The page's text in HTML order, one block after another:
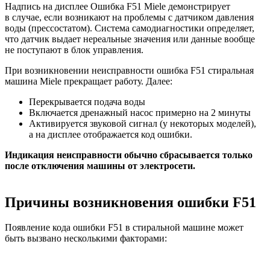
Надпись на дисплее Ошибка F51 Miele демонстрирует
в случае, если возникают на проблемы с датчиком давления
воды (прессостатом). Система самодиагностики определяет,
что датчик выдает нереальные значения или данные вообще
не поступают в блок управления.
При возникновении неисправности ошибка F51 стиральная
машина Miele прекращает работу. Далее:
Перекрывается подача воды
Включается дренажный насос примерно на 2 минуты
Активируется звуковой сигнал (у некоторых моделей),
а на дисплее отображается код ошибки.
Индикация неисправности обычно сбрасывается только
после отключения машины от электросети.
Причины возникновения ошибки F51
Появление кода ошибки F51 в стиральной машине может
быть вызвано несколькими факторами: